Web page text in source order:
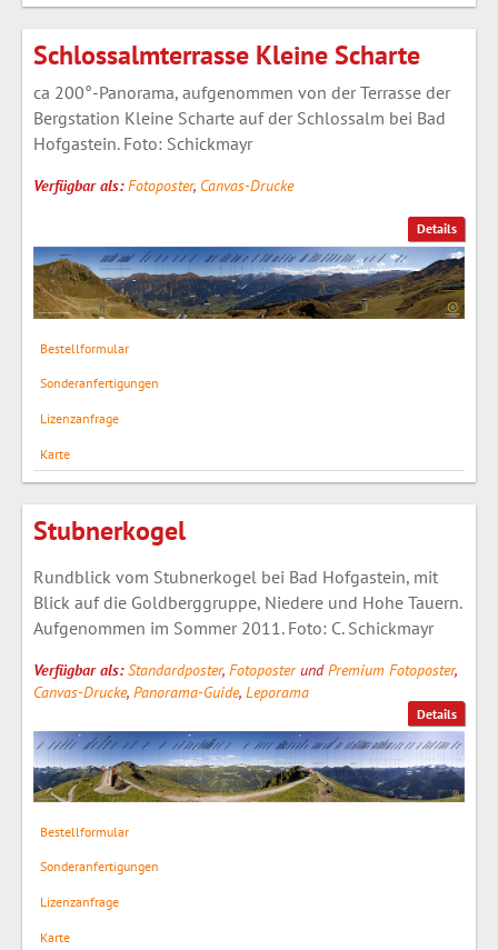
Details
Schlossalmterrasse Kleine Scharte
ca 200°-Panorama, aufgenommen von der Terrasse der
Bergstation Kleine Scharte auf der Schlossalm bei Bad
Hofgastein. Foto: Schickmayr
Verfügbar als:Fotoposter, Canvas-Drucke
Bestellformular
Sonderanfertigungen
Lizenzanfrage
Karte
Details
Stubnerkogel
Rundblick vom Stubnerkogel bei Bad Hofgastein, mit
Blick auf die Goldberggruppe, Niedere und Hohe Tauern.
Aufgenommen im Sommer 2011. Foto: C. Schickmayr
Verfügbar als:Standardposter, FotoposterundPremium Fotoposter,
Canvas-Drucke, Panorama-Guide, Leporama
Bestellformular
Sonderanfertigungen
Lizenzanfrage
Karte